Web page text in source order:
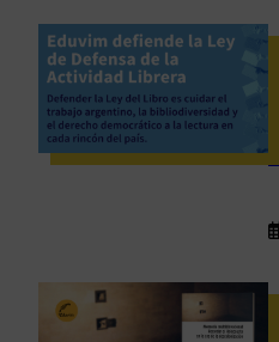
e
b
r
a
r